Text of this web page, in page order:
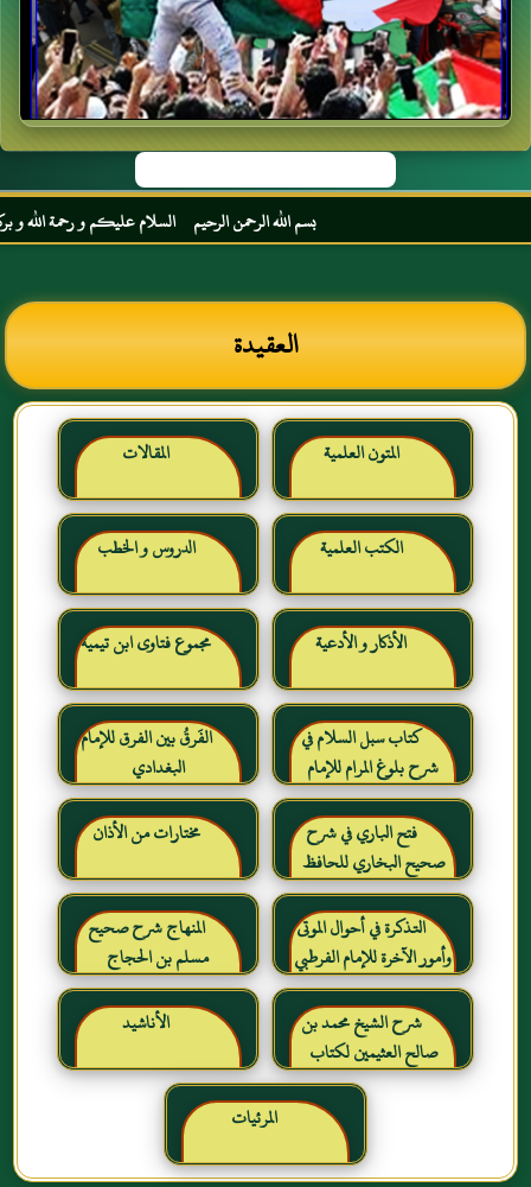
بسم الله الرحمن الرحيم السلام عليكم و رحمة الله و
العقيدة
المتون العلمية المقالات
الكتب العلمية الدروس و الخطب
الأذكار و الأدعية مجموع فتاوى ابن تيمية
كتاب سبل السلام في
شرح بلوغ المرام للإمام
الصنعاني رحمه الله
الفَرقُ بين الفرق للإمام
البغدادي
فتح الباري في شرح
صحيح البخاري للحافظ
ابن حجر العسقلاني
مختارات من الأذان
التذكرة في أحوال الموتى
وأمور الآخرة للإمام الفرطبي
رحمه الله
المنهاج شرح صحيح
مسلم بن الحجاج
شرح الشيخ محمد بن
صالح العثيمين لكتاب
رياض الصالحين للإمام
النووي رحمهم الله تعالى
الأناشيد
المرئيات